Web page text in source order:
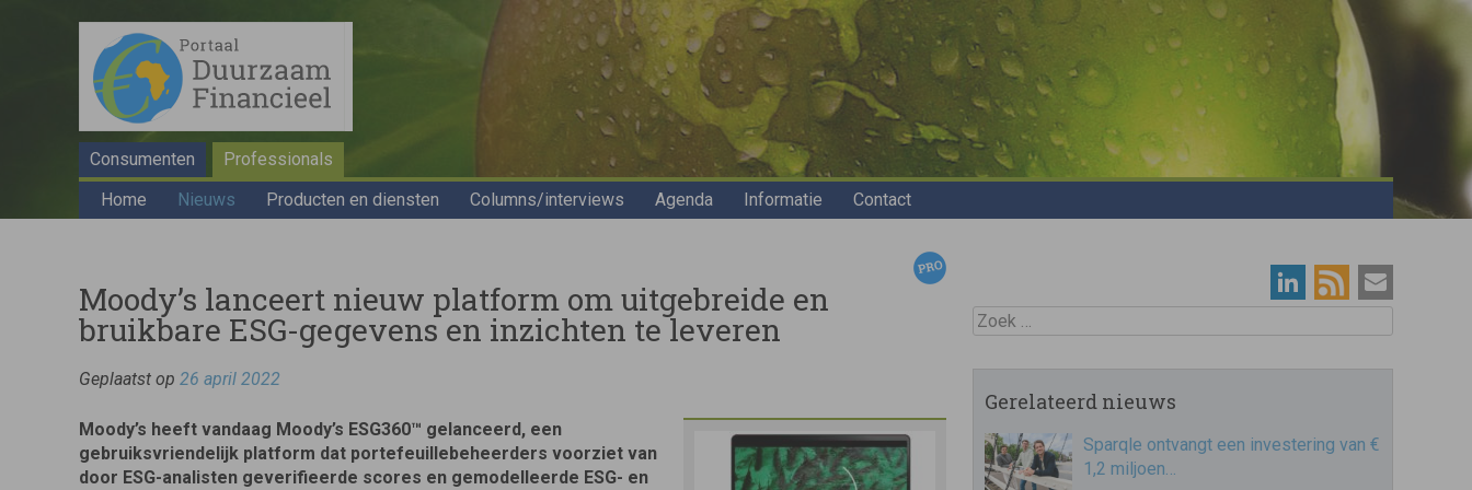
Consumenten
Professionals
Home
Nieuws Producten en diensten Columns/interviews Agenda Informatie Contact
Moody’s lanceert nieuw platform om uitgebreide en
bruikbare ESG-gegevens en inzichten te leveren
Geplaatst op 26 april 2022
Moody’s heeft vandaag Moody’s ESG360™ gelanceerd, een
gebruiksvriendelijk platform dat portefeuillebeheerders voorziet van
door ESG-analisten geverifieerde scores en gemodelleerde ESG- en
Zoek
Gerelateerd nieuws
Sparqle ontvangt een investering van €
1,2 miljoen…